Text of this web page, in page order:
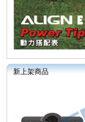
新上架商品